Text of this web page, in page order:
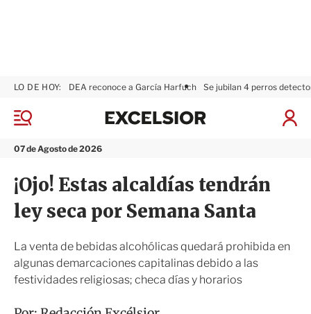
M
n
07 de Agosto de 2026
LO DE HOY: DEA reconoce a García Harfuch Se jubilan 4 perros
I
s
x
i
o
r
¡Ojo! Estas alcaldías tendrán
ley seca por Semana Santa
La venta de bebidas alcohólicas quedará prohibida en
algunas demarcaciones capitalinas debido a las
festividades religiosas; checa días y horarios